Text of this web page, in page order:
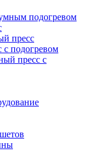
подогревом
пресс
с подогревом
пресс с